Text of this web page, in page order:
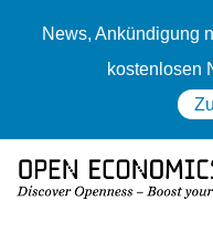
News, Ankündigung
kostenlosen